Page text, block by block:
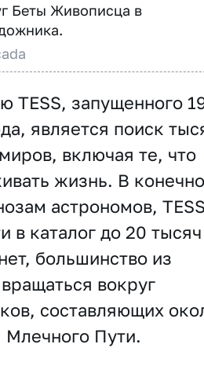
Беты Живописца в
TESS, запущенного
является поиск
включая те, что
жизнь. В
астрономов,
в каталог до 20 тысяч
большинство из
вокруг
составляющих
Млечного Пути.